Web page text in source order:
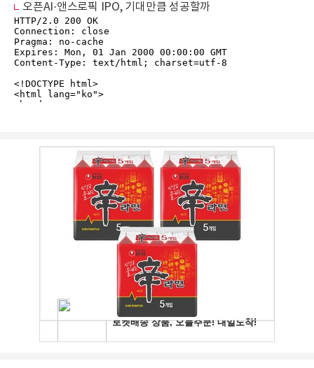
오픈AI·앤스로픽 IPO, 기대만큼 성공할까